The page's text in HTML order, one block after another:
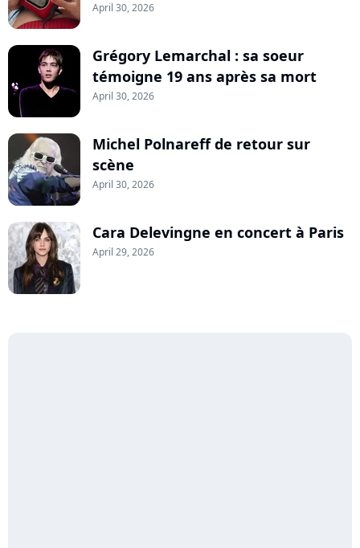
April 30, 2026
Grégory Lemarchal : sa soeur
témoigne 19 ans après sa mort
April 30, 2026
Michel Polnareff de retour sur
scène
April 30, 2026
Cara Delevingne en concert à Paris
April 29, 2026